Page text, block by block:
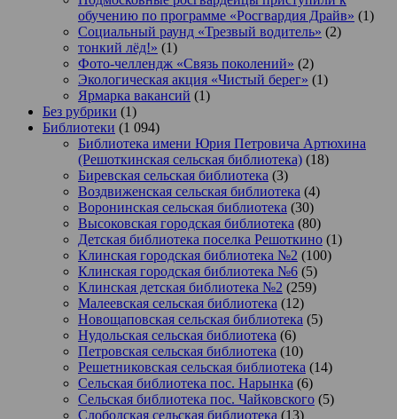
обучению по программе «Росгвардия Драйв» (1)
Социальный раунд «Трезвый водитель» (2)
тонкий лёд!» (1)
Фото-челлендж «Связь поколений» (2)
Экологическая акция «Чистый берег» (1)
Ярмарка вакансий (1)
Без рубрики (1)
Библиотеки (1 094)
Библиотека имени Юрия Петровича Артюхина
(Решоткинская сельская библиотека) (18)
Биревская сельская библиотека (3)
Воздвиженская сельская библиотека (4)
Воронинская сельская библиотека (30)
Высоковская городская библиотека (80)
Детская библиотека поселка Решоткино (1)
Клинская городская библиотека №2 (100)
Клинская городская библиотека №6 (5)
Клинская детская библиотека №2 (259)
Малеевская сельская библиотека (12)
Новощаповская сельская библиотека (5)
Нудольская сельская библиотека (6)
Петровская сельская библиотека (10)
Решетниковская сельская библиотека (14)
Сельская библиотека пос. Нарынка (6)
Сельская библиотека пос. Чайковского (5)
Слободская сельская библиотека (13)